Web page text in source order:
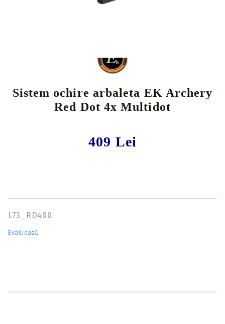
Sistem ochire arbaleta EK Archery
Red Dot 4x Multidot
409 Lei
L73_RD400
Evaluează